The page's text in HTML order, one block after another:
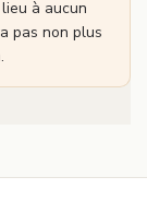
à aucun
pas non plus